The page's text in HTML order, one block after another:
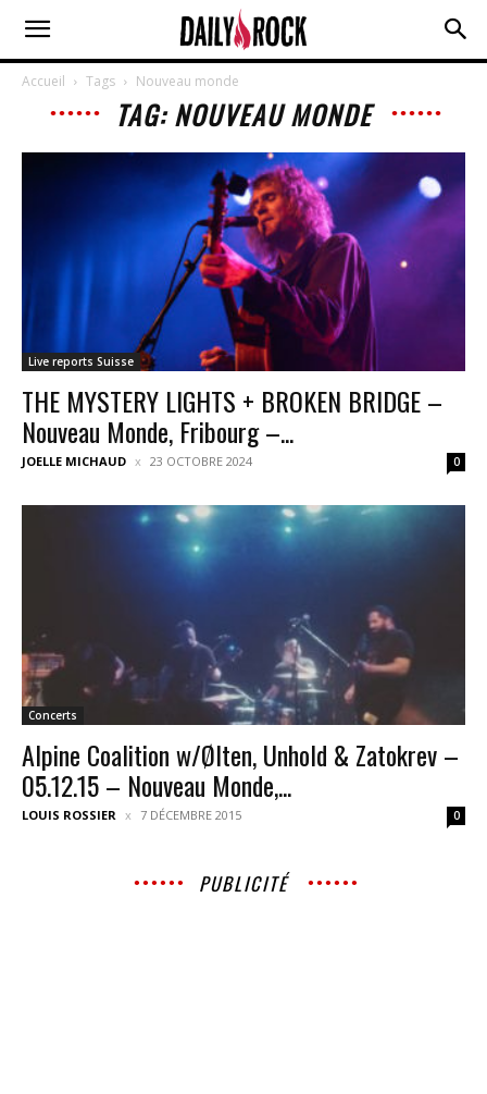
Accueil Tags Nouveau monde
TAG: NOUVEAU MONDE
Live reports Suisse
THE MYSTERY LIGHTS + BROKEN BRIDGE –
Nouveau Monde, Fribourg –...
JOELLE MICHAUD 23 OCTOBRE 2024 0
Concerts
Alpine Coalition w/Ølten, Unhold & Zatokrev –
05.12.15 – Nouveau Monde,...
LOUIS ROSSIER 7 DÉCEMBRE 2015 0
PUBLICITÉ